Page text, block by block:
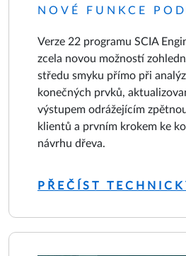
NOVÉ FUNKCE
Verze 22 programu SCIA
zcela novou možností
středu smyku přímo při
konečných prvků,
výstupem odrážejícím
klientů a prvním krokem ke
návrhu dřeva.
PŘEČÍST